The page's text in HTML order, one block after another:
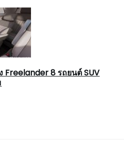
Freelander 8 รถยนต์ SUV